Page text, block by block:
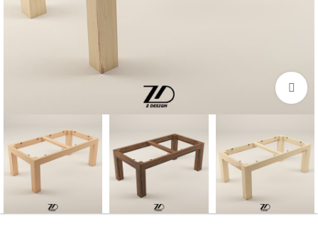
بزرگنمایی تصویر